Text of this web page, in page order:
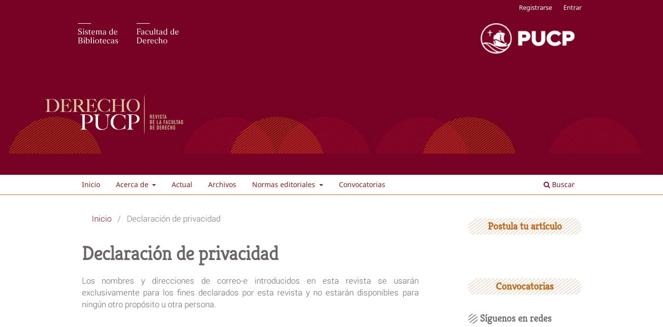
Inicio Acerca de Actual Archivos Normas editoriales Convocatorias Buscar
Registrarse Entrar
Inicio / Declaración de privacidad
Declaración de privacidad
Los nombres y direcciones de correo-e introducidos en esta revista se usarán
exclusivamente para los fines declarados por esta revista y no estarán disponibles para
ningún otro propósito u otra persona.
Postula tu artículo
Convocatorias
Síguenos en redes